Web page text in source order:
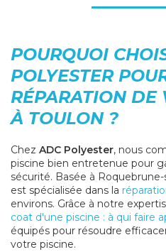
POURQUOI
POLYESTER
RÉPARATION DE
À TOULON ?
Chez ADC Polyester, nous
piscine bien entretenue pour
sécurité. Basée à
est spécialisée dans la
environs. Grâce à notre
coat d'une piscine : à qui faire
équipés pour résoudre
votre piscine.